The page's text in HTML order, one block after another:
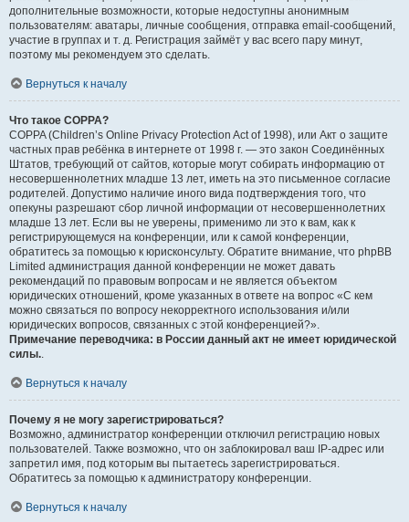
дополнительные возможности, которые недоступны анонимным
пользователям: аватары, личные сообщения, отправка email-сообщений,
участие в группах и т. д. Регистрация займёт у вас всего пару минут,
поэтому мы рекомендуем это сделать.
Вернуться к началу
Что такое COPPA?
COPPA (Children’s Online Privacy Protection Act of 1998), или Акт о защите
частных прав ребёнка в интернете от 1998 г. — это закон Соединённых
Штатов, требующий от сайтов, которые могут собирать информацию от
несовершеннолетних младше 13 лет, иметь на это письменное согласие
родителей. Допустимо наличие иного вида подтверждения того, что
опекуны разрешают сбор личной информации от несовершеннолетних
младше 13 лет. Если вы не уверены, применимо ли это к вам, как к
регистрирующемуся на конференции, или к самой конференции,
обратитесь за помощью к юрисконсульту. Обратите внимание, что phpBB
Limited администрация данной конференции не может давать
рекомендаций по правовым вопросам и не является объектом
юридических отношений, кроме указанных в ответе на вопрос «С кем
можно связаться по вопросу некорректного использования и/или
юридических вопросов, связанных с этой конференцией?».
Примечание переводчика: в России данный акт не имеет юридической
силы..
Вернуться к началу
Почему я не могу зарегистрироваться?
Возможно, администратор конференции отключил регистрацию новых
пользователей. Также возможно, что он заблокировал ваш IP-адрес или
запретил имя, под которым вы пытаетесь зарегистрироваться.
Обратитесь за помощью к администратору конференции.
Вернуться к началу